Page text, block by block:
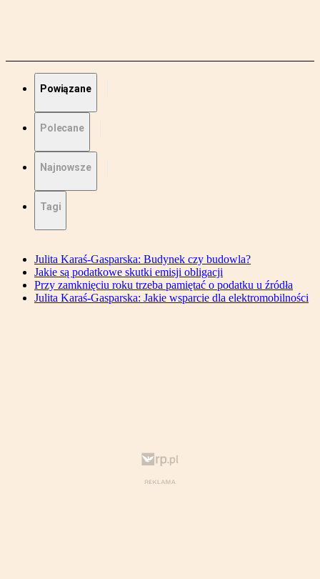
Powiązane
Polecane
Najnowsze
Tagi
Julita Karaś-Gasparska: Budynek czy budowla?
Jakie są podatkowe skutki emisji obligacji
Przy zamknięciu roku trzeba pamiętać o podatku u źródła
Julita Karaś-Gasparska: Jakie wsparcie dla elektromobilności